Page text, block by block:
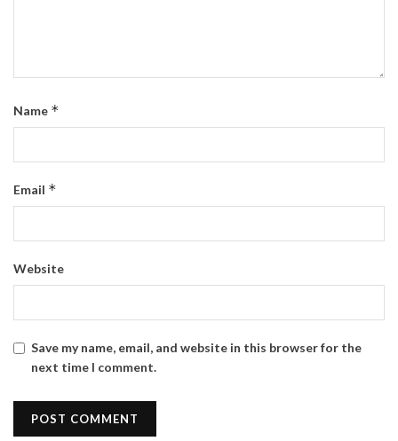
Name *
Email *
Website
Save my name, email, and website in this browser for the
next time I comment.